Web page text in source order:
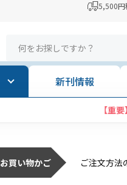
5,500円
新刊情報
【重
お買い物かご ご注文方法